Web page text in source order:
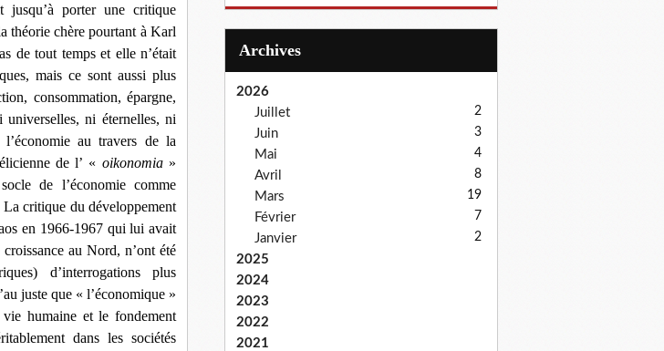
jusqu’à porter une critique
théorie chère pourtant à Karl
de tout temps et elle n’était
mais ce sont aussi plus
consommation, épargne,
universelles, ni éternelles, ni
au travers de la
de l’ « oikonomia»
de l’économie comme
La critique du développement
en 1966-1967 qui lui avait
au Nord, n’ont été
d’interrogations plus
juste que « l’économique »
humaine et le fondement
dans les sociétés
Archives
2026
Juillet
2
Juin 3
Mai 4
Avril 8
Mars 19
Février 7
Janvier 2
2025
2024
2023
2022
2021